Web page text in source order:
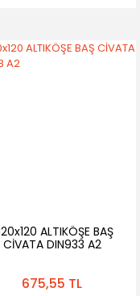
ALTIKÖŞE BAŞ
CİVATA DIN933 A2
675,55 TL